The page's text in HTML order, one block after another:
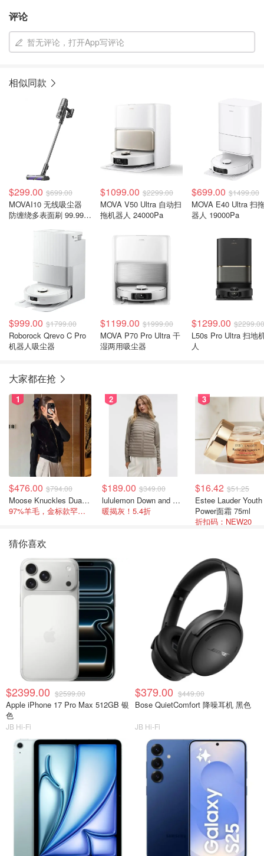
评论
暂无评论，打开App写评论
相似同款
$299.00 $699.00
MOVAI10 无线吸尘器
防缠绕多表面刷 99.99%
$1099.00 $2299.00
MOVA V50 Ultra 自动扫
拖机器人 24000Pa
$699.00 $1499.00
MOVA E40 Ultra 扫
器人 19000Pa
$999.00 $1799.00
Roborock Qrevo C Pro
机器人吸尘器
$1199.00 $1999.00
MOVA P70 Pro Ultra 干
湿两用吸尘器
$1299.00 $2299.00
L50s Pro Ultra 扫地
人
大家都在抢
1
$476.00 $794.00
Moose Knuckles Dua Bunny 羊毛混纺针织夹克
97%羊毛，金标款罕见打折
2
$189.00 $349.00
lululemon Down and Around 羽绒夹克
暖揭灰！5.4折
3
$16.42 $51.25
Estee Lauder Youth
Power面霜 75ml
折扣码：NEW20
猜你喜欢
$2399.00 $2599.00
Apple iPhone 17 Pro Max 512GB 银
色
JB Hi-Fi
$379.00 $449.00
Bose QuietComfort 降噪耳机 黑色
JB Hi-Fi